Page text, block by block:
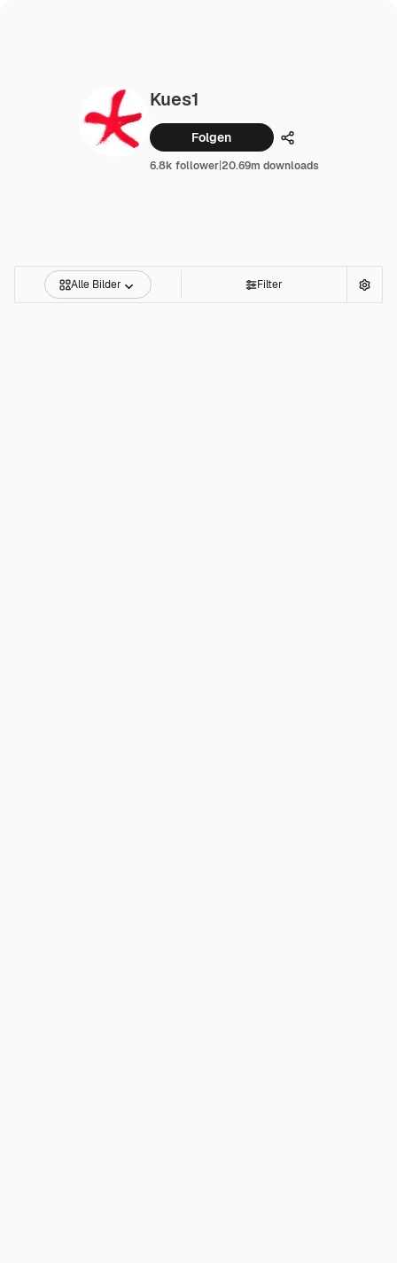
Kues1
Folgen Teilen
6.8k follower|20.69m downloads
Alle Bilder Filter